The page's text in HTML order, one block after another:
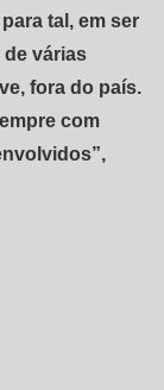
tal, em ser
várias
fora do país.
com